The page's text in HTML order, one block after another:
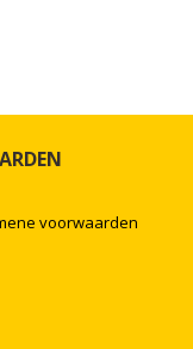
voorwaarden